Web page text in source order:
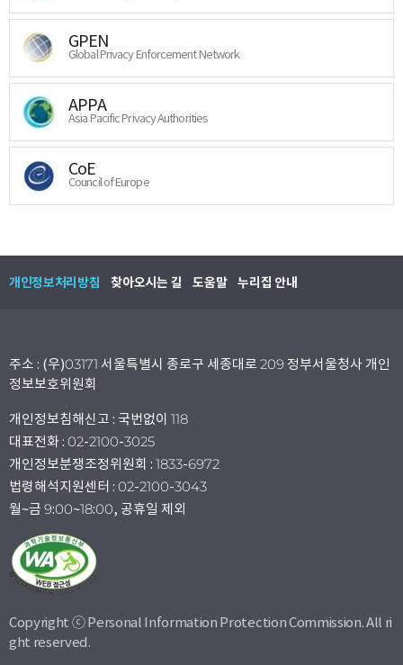
GPEN
Global Privacy Enforcement Network
APPA
Asia Pacific Privacy Authorities
CoE
Council of Europe
개인정보처리방침 찾아오시는 길 도움말 누리집 안내
주소 : (우)03171 서울특별시 종로구 세종대로 209 정부서울청사 개인
정보보호위원회
개인정보침해신고 : 국번없이 118
대표전화 : 02-2100-3025
개인정보분쟁조정위원회 : 1833-6972
법령해석지원센터 : 02-2100-3043
월~금 9:00~18:00, 공휴일 제외
Copyright ⓒ Personal Information Protection Commission. All ri
ght reserved.